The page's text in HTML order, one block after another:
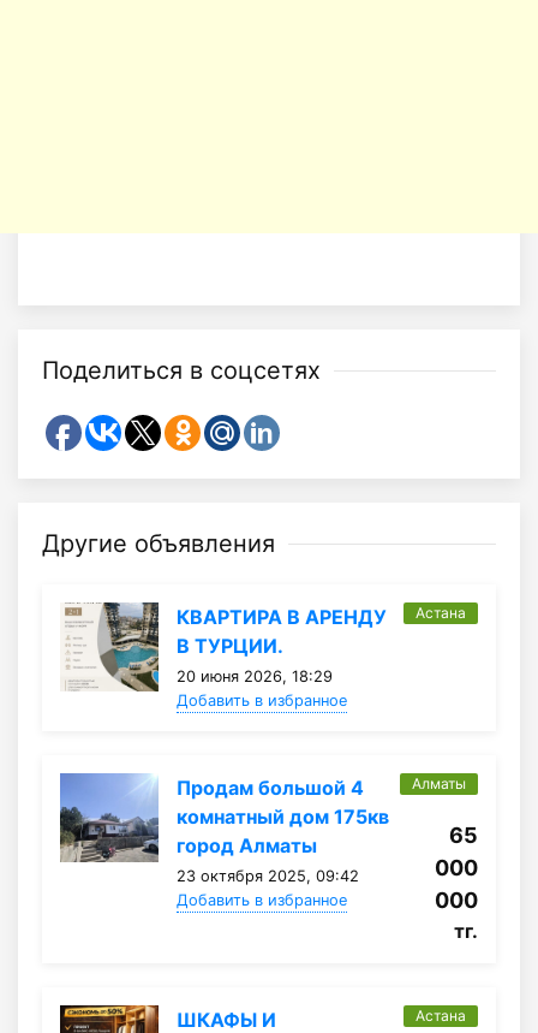
Поделиться в соцсетях
Другие объявления
КВАРТИРА В АРЕНДУ
В ТУРЦИИ.
20 июня 2026, 18:29
Добавить в избранное
Астана
Продам большой 4
комнатный дом 175кв
город Алматы
23 октября 2025, 09:42
Добавить в избранное
Алматы
65
000
000
тг.
ШКАФЫ И
Астана